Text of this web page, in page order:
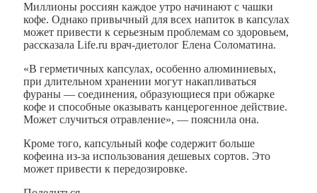
Миллионы россиян каждое утро начинают с чашки
кофе. Однако привычный для всех напиток в капсулах
может привести к серьезным проблемам со здоровьем,
рассказала Life.ru врач-диетолог Елена Соломатина.
«В герметичных капсулах, особенно алюминиевых,
при длительном хранении могут накапливаться
фураны — соединения, образующиеся при обжарке
кофе и способные оказывать канцерогенное действие.
Может случиться отравление», — пояснила она.
Кроме того, капсульный кофе содержит больше
кофеина из-за использования дешевых сортов. Это
может привести к передозировке.